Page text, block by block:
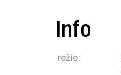
Info
režie: